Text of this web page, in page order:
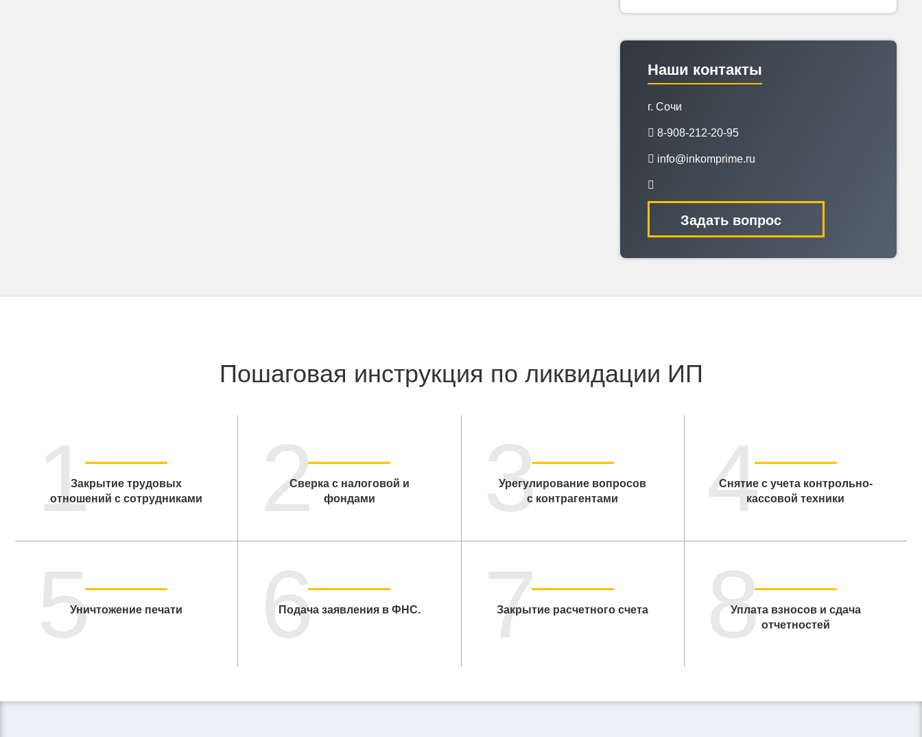
Наши контакты
г. Сочи
8-908-212-20-95
info@inkomprime.ru
Задать вопрос
Пошаговая инструкция по ликвидации ИП
1Закрытие трудовых
отношений с сотрудниками
2
Сверка с налоговой и
фондами
3
Урегулирование вопросов
с контрагентами
4
Снятие с учета контрольно-
кассовой техники
5
Уничтожение печати 6
Подача заявления в ФНС. 7
Закрытие расчетного счета 8
Уплата взносов и сдача
отчетностей